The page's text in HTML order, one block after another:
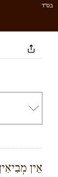
בס''ד
אֵין